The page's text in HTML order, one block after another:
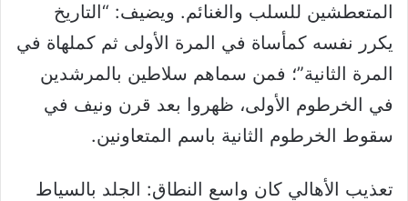
المتعطشين للسلب والغنائم. ويضيف: “التاريخ
يكرر نفسه كمأساة في المرة الأولى ثم كملهاة في
المرة الثانية”؛ فمن سماهم سلاطين بالمرشدين
في الخرطوم الأولى، ظهروا بعد قرن ونيف في
سقوط الخرطوم الثانية باسم المتعاونين.
تعذيب الأهالي كان واسع النطاق: الجلد بالسياط